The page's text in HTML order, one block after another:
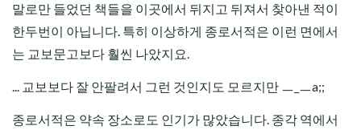
말로만 들었던 책들을 이곳에서 뒤지고 뒤져서 찾아낸 적이
한두번이 아닙니다. 특히 이상하게 종로서적은 이런 면에서
는 교보문고보다 훨씬 나았지요.
... 교보보다 잘 안팔려서 그런 것인지도 모르지만 ㅡ_ㅡa;;
종로서적은 약속 장소로도 인기가 많았습니다. 종각 역에서